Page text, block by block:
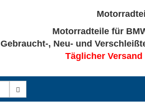
Motorradteile für
Gebraucht-, Neu- und
Täglicher Versand